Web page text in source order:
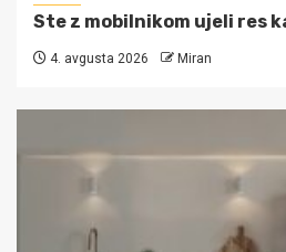
Ste z mobilnikom ujeli res
4. avgusta 2026 Miran